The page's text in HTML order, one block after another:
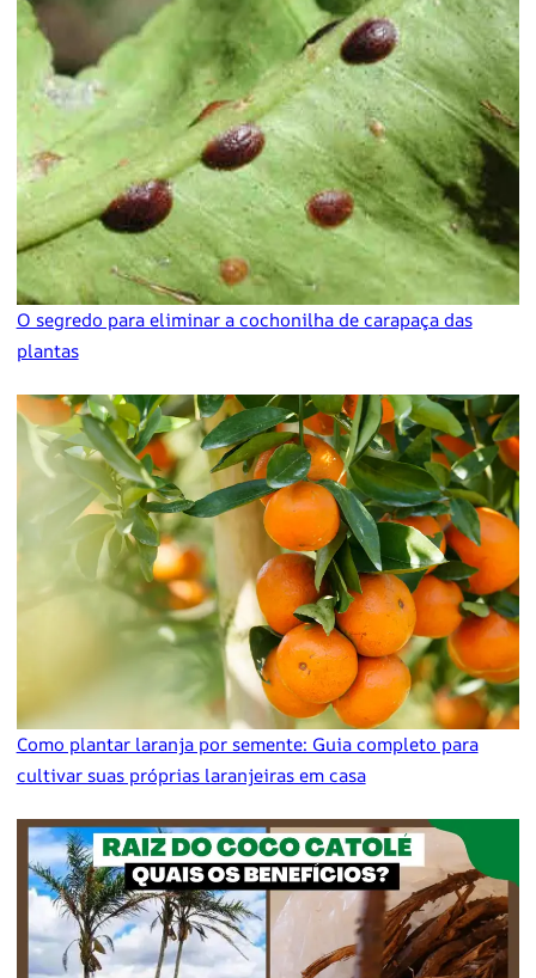
O segredo para eliminar a cochonilha de carapaça das
plantas
Como plantar laranja por semente: Guia completo para
cultivar suas próprias laranjeiras em casa